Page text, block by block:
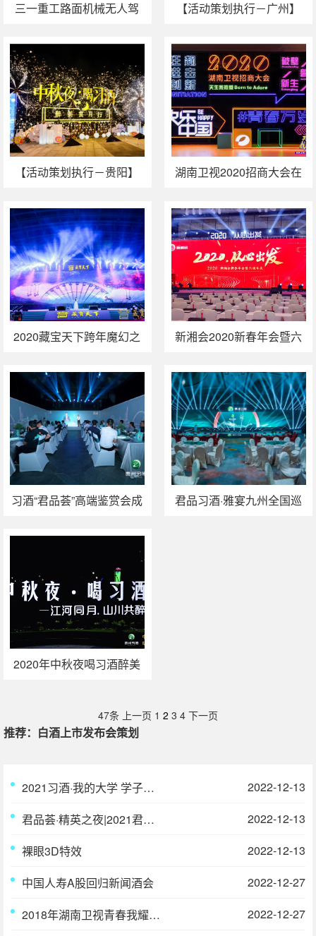
三一重工路面机械无人驾
答谢盛典
【活动策划执行－广州】
开启
【活动策划执行－贵阳】
湖南卫视2020招商大会在
2020藏宝天下跨年魔幻之
新湘会2020新春年会暨六
习酒“君品荟”高端鉴赏会成
君品习酒·雅宴九州全国巡
2020年中秋夜喝习酒醉美
47条 上一页 1 2 3 4 下一页
推荐：白酒上市发布会策划
2021习酒·我的大学 学子逐梦纪录片
2022-12-13
君品荟·精英之夜|2021君品习酒品鉴会
2022-12-13
裸眼3D特效
2022-12-13
中国人寿A股回归新闻酒会
2022-12-27
2018年湖南卫视青春我耀新时代2019发布会
2022-12-27